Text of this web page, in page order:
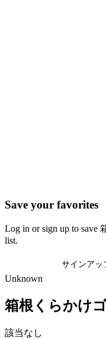
Save your favorites
Log in or sign up to save
list.
サインアッ
Unknown
箱根くらかけ
該当なし